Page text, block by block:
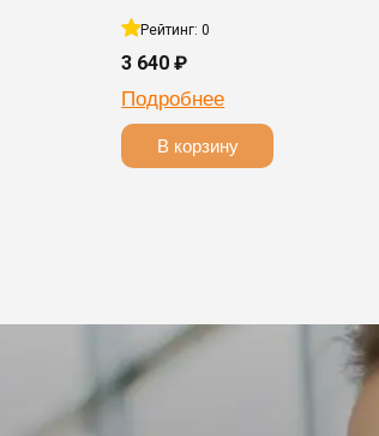
Рейтинг: 0
3 640 ₽
Подробнее
В корзину